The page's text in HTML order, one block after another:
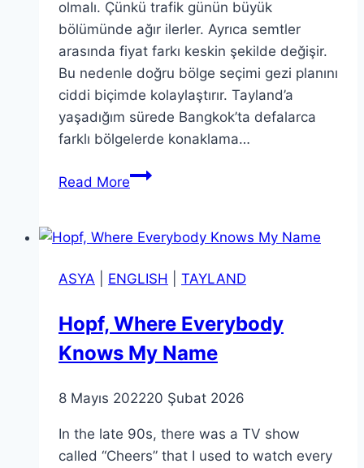
olmalı. Çünkü trafik günün büyük
bölümünde ağır ilerler. Ayrıca semtler
arasında fiyat farkı keskin şekilde değişir.
Bu nedenle doğru bölge seçimi gezi planını
ciddi biçimde kolaylaştırır. Tayland’a
yaşadığım sürede Bangkok’ta defalarca
farklı bölgelerde konaklama…
Read MoreBangkok’ta
Konaklama
(2026
ve
Merkezi
Önerileri)
ASYA ENGLISH TAYLAND
Hopf, Where Everybody
Knows My Name
8 Mayıs 202220 Şubat 2026
In the late 90s, there was a TV show
called “Cheers” that I used to watch every